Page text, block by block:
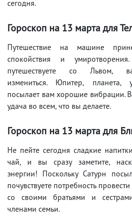
сегодня.
Гороскоп на 13 марта для
Путешествие на машине
спокойствия и
путешествуете со Львом,
измениться. Юпитер, планета,
посылает вам хорошие вибрации.
удача во всем, что вы делаете.
Гороскоп на 13 марта для
Не пейте сегодня сладкие
чай, и вы сразу заметите,
энергии! Поскольку Сатурн
почувствуете потребность
со своими братьями и
членами семьи.